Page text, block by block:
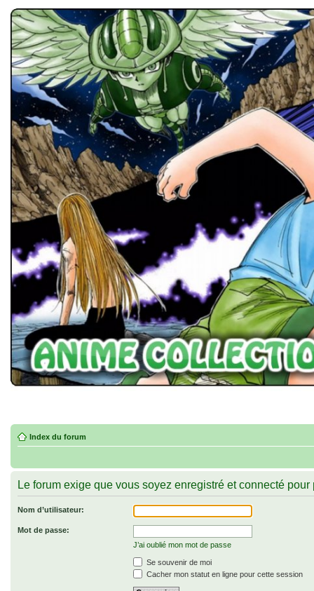
Index du forum
Le forum exige que vous soyez enregistré et connecté
Nom d’utilisateur:
Mot de passe:
J’ai oublié mon mot de passe
Se souvenir de moi
Cacher mon statut en ligne pour cette session